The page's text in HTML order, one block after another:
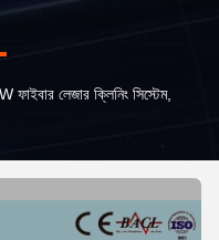
ফাইবার লেজার ক্লিনিং সিস্টেম,